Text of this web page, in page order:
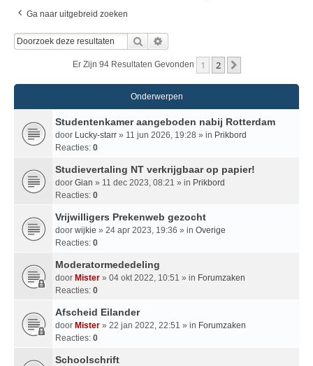
Ga naar uitgebreid zoeken
Zoek
Er Zijn 94 Resultaten Gevonden 1 2
Onderwerpen
Studentenkamer aangeboden nabij Rotterdam
door Lucky-starr » 11 jun 2026, 19:28 » in Prikbord
Reacties: 0
Studievertaling NT verkrijgbaar op papier!
door Gian » 11 dec 2023, 08:21 » in Prikbord
Reacties: 0
Vrijwilligers Prekenweb gezocht
door wijkie » 24 apr 2023, 19:36 » in Overige
Reacties: 0
Moderatormededeling
door Mister » 04 okt 2022, 10:51 » in Forumzaken
Reacties: 0
Afscheid Eilander
door Mister » 22 jan 2022, 22:51 » in Forumzaken
Reacties: 0
Schoolschrift